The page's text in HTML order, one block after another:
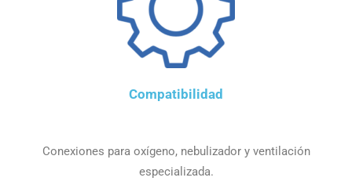
Compatibilidad
Conexiones para oxígeno, nebulizador y ventilación
especializada.